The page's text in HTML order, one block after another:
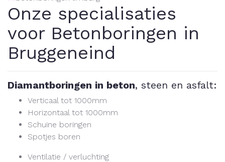
Onze specialisaties
voor Betonboringen in
Bruggeneind
Diamantboringen in beton, steen en asfalt:
Verticaal tot 1000mm
Horizontaal tot 1000mm
Schuine boringen
Spotjes boren
Ventilatie / verluchting